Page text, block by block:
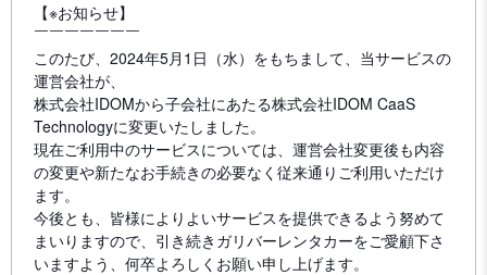
【※お知らせ】
￣￣￣￣￣￣￣
このたび、2024年5月1日（水）をもちまして、当サービスの
運営会社が、
株式会社IDOMから子会社にあたる株式会社IDOM CaaS
Technologyに変更いたしました。
現在ご利用中のサービスについては、運営会社変更後も内容
の変更や新たなお手続きの必要なく従来通りご利用いただけ
ます。
今後とも、皆様によりよいサービスを提供できるよう努めて
まいりますので、引き続きガリバーレンタカーをご愛顧下さ
いますよう、何卒よろしくお願い申し上げます。